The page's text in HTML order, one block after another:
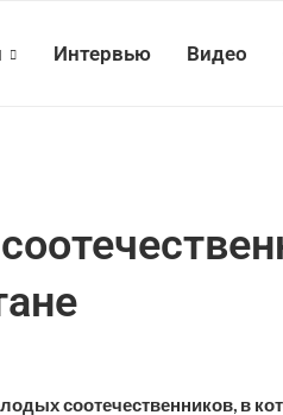
Интервью Видео
соотечественников, в